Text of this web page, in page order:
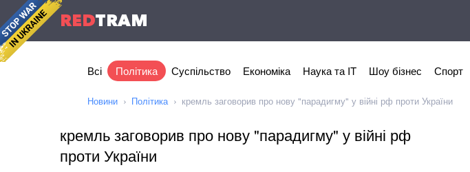
REDTRAM
Всі Політика Суспільство Економіка Наука та IT Шоу бізнес Спорт
Новини Політика кремль заговорив про нову "парадигму" у війні рф проти України
кремль заговорив про нову "парадигму" у війні рф
проти України